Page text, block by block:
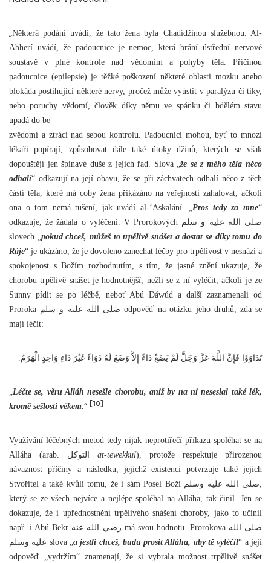
„Některá podání uvádí, že tato žena byla Chadídžinou služebnou. Al-
Abherí uvádí, že padoucnice je nemoc, která brání ústřední nervové
soustavě v plné kontrole nad vědomím a pohyby těla. Příčinou
padoucnice (epilepsie) je těžké poškození některé oblasti mozku anebo
blokáda postihující některé nervy, pročež může vyústit v paralýzu či tiky,
nebo poruchy vědomí, člověk díky němu ve spánku či bdělém stavu
upadá do be
zvědomí a ztrácí nad sebou kontrolu. Padoucnici mohou, byť to mnozí
lékaři popírají, způsobovat dále také útoky džinů, kterých se však
dopouštějí jen špinavé duše z jejich řad. Slova „že se z mého těla něco
odhalí“ odkazují na její obavu, že se při záchvatech odhalí něco z těch
částí těla, které má coby žena přikázáno na veřejnosti zahalovat, ačkoli
ona o tom nemá tušení, jak uvádí al-‘Askalání. „ Pros tedy za mne“
odkazuje, že žádala o vyléčení. V Prorokových صلى الله عليه و سلم
slovech „ pokud chceš, můžeš to trpělivě snášet a dostat se díky tomu do
Ráje“ je ukázáno, že je dovoleno zanechat léčby pro trpělivost v nesnázi a
spokojenost s Božím rozhodnutím, s tím, že jasné znění ukazuje, že
chorobu trpělivě snášet je hodnotnější, nežli se z ní vyléčit, ačkoli je ze
Sunny pídit se po léčbě, neboť Abú Dáwúd a další zaznamenali od
Proroka صلى الله عليه و سلم odpověď na otázku jeho druhů, zda se
mají léčit:
تَدَاوَوْا فَإِنَّ اللَّهَ عَزَّ وَجَلَّ لَمْ يَضَعْ دَاءً إِلاَّ وَضَعَ لَهُ دَوَاءً غَيْرَ دَاءٍ وَاحِدٍ الْهَرَمُ.
Léčte se, věru Alláh nesešle chorobu, aniž by na ni neseslal také lék,
kromě sešlosti věkem.“ [10]
Využívání léčebných metod tedy nijak neprotiřečí příkazu spoléhat se na
at-tewekkul), protože respektuje přirozenou
návaznost příčiny a následku, jejichž existenci potvrzuje také jejich
Stvořitel a také kvůli tomu, že i sám Posel Boží صلى الله عليه وسلم,
který se ze všech nejvíce a nejlépe spoléhal na Alláha, tak činil. Jen se
dokazuje, že i upřednostnění trpělivého snášení choroby, jako to učinil
např. i Abú Bekr رضي الله عنه má svou hodnotu. Prorokova صلى الله
عليه وسلم slova „ a jestli chceš, budu prosit Alláha, aby tě vyléčil“ a její
odpověď „vydržím“ znamenají, že si vybrala možnost trpělivě snášet